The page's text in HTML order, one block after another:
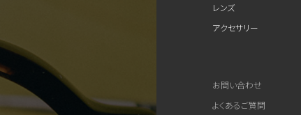
レンズ
アクセサリー
お問い合わせ
よくあるご質問